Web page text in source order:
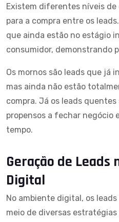
Existem diferentes níveis
para a compra entre os
que ainda estão no estágio
consumidor, demonstrando
Os mornos são leads que já
mas ainda não estão
compra. Já os leads quentes
propensos a fechar negócio
tempo.
Geração de Leads
Digital
No ambiente digital, os
meio de diversas